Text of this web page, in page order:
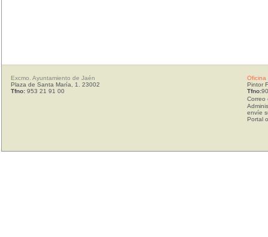
Excmo. Ayuntamiento de Jaén
Plaza de Santa María, 1. 23002
Tfno: 953 21 91 00
Oficina
Pintor
Tfno:
Correo
envíe
Portal